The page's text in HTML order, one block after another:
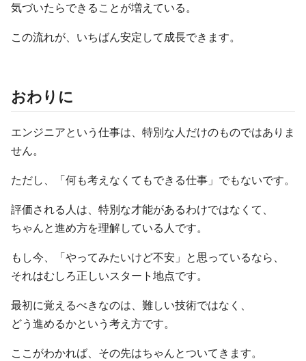
気づいたらできることが増えている。
この流れが、いちばん安定して成長できます。
おわりに
エンジニアという仕事は、特別な人だけのものではありま
せん。
ただし、「何も考えなくてもできる仕事」でもないです。
評価される人は、特別な才能があるわけではなくて、
ちゃんと進め方を理解している人です。
もし今、「やってみたいけど不安」と思っているなら、
それはむしろ正しいスタート地点です。
最初に覚えるべきなのは、難しい技術ではなく、
どう進めるかという考え方です。
ここがわかれば、その先はちゃんとついてきます。